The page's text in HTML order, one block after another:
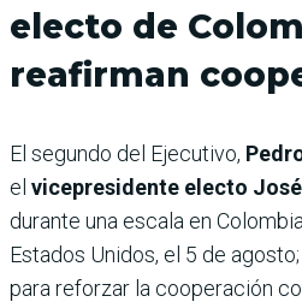
electo de
reafirman
El segundo del Ejecutivo,
el vicepresidente electo
durante una escala en
Estados Unidos, el 5 de
para reforzar la cooperación